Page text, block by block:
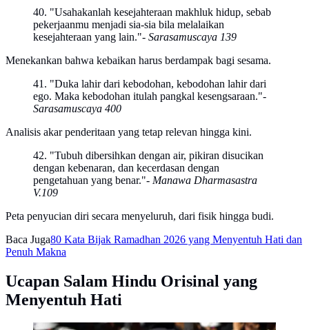
40. "Usahakanlah kesejahteraan makhluk hidup, sebab
pekerjaanmu menjadi sia-sia bila melalaikan
kesejahteraan yang lain."- Sarasamuscaya 139
Menekankan bahwa kebaikan harus berdampak bagi sesama.
41. "Duka lahir dari kebodohan, kebodohan lahir dari
ego. Maka kebodohan itulah pangkal kesengsaraan."-
Sarasamuscaya 400
Analisis akar penderitaan yang tetap relevan hingga kini.
42. "Tubuh dibersihkan dengan air, pikiran disucikan
dengan kebenaran, dan kecerdasan dengan
pengetahuan yang benar."- Manawa Dharmasastra
V.109
Peta penyucian diri secara menyeluruh, dari fisik hingga budi.
Baca Juga80 Kata Bijak Ramadhan 2026 yang Menyentuh Hati dan
Penuh Makna
Ucapan Salam Hindu Orisinal yang
Menyentuh Hati